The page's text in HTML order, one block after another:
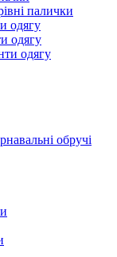
палички
одягу
одягу
одягу
обручі